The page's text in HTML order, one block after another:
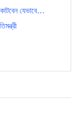
যেভাবে…